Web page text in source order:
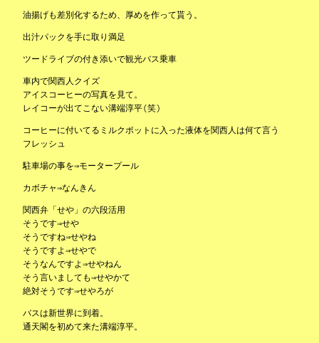
油揚げも差別化するため、厚めを作って貰う。
出汁パックを手に取り満足
ツードライブの付き添いで観光バス乗車
車内で関西人クイズ
アイスコーヒーの写真を見て。
レイコーが出てこない溝端淳平(笑)
コーヒーに付いてるミルクポットに入った液体を関西人は何て言う
フレッシュ
駐車場の事を⇒モータープール
カボチャ⇒なんきん
関西弁「せや」の六段活用
そうです⇒せや
そうですね⇒せやね
そうですよ⇒せやで
そうなんですよ⇒せやねん
そう言いましても⇒せやかて
絶対そうです⇒せやろが
バスは新世界に到着。
通天閣を初めて来た溝端淳平。